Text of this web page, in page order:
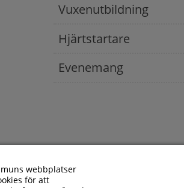
webbplatser
för att
Vuxenutbildning
Hjärtstartare
Evenemang